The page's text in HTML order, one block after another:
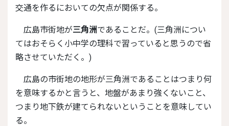
交通を作るにおいての欠点が関係する。
広島市街地が三角洲であることだ。(三角洲につい
てはおそらく小中学の理科で習っていると思うので省
略させていただく。)
広島の市街地の地形が三角洲であることはつまり何
を意味するかと言うと、地盤があまり強くないこと、
つまり地下鉄が建てられないということを意味してい
る。